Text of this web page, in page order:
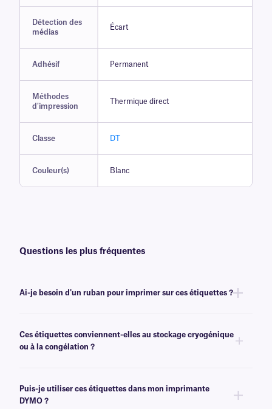
Détection des
médias
Écart
Adhésif Permanent
Méthodes
d'impression
Thermique direct
Classe DT
Couleur(s) Blanc
Questions les plus fréquentes
Ai-je besoin d'un ruban pour imprimer sur ces étiquettes ?
thermique à impression thermique directe ou transfert thermique . Pour
plus d'informations, veuillez contacter notre
Ces étiquettes conviennent-elles au stockage cryogénique
ou à la congélation ?
les environnements à basse température. Pour les étiquettes thermiques
directes cryogéniques, nous vous recommandons nos étiquettes
Cryo-
Puis-je utiliser ces étiquettes dans mon imprimante
DYMO ?